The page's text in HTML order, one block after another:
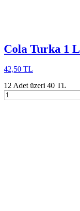
Cola Turka 1 L
42,50 TL
12 Adet üzeri 40 TL